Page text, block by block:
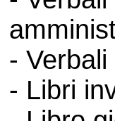
-
- Libri